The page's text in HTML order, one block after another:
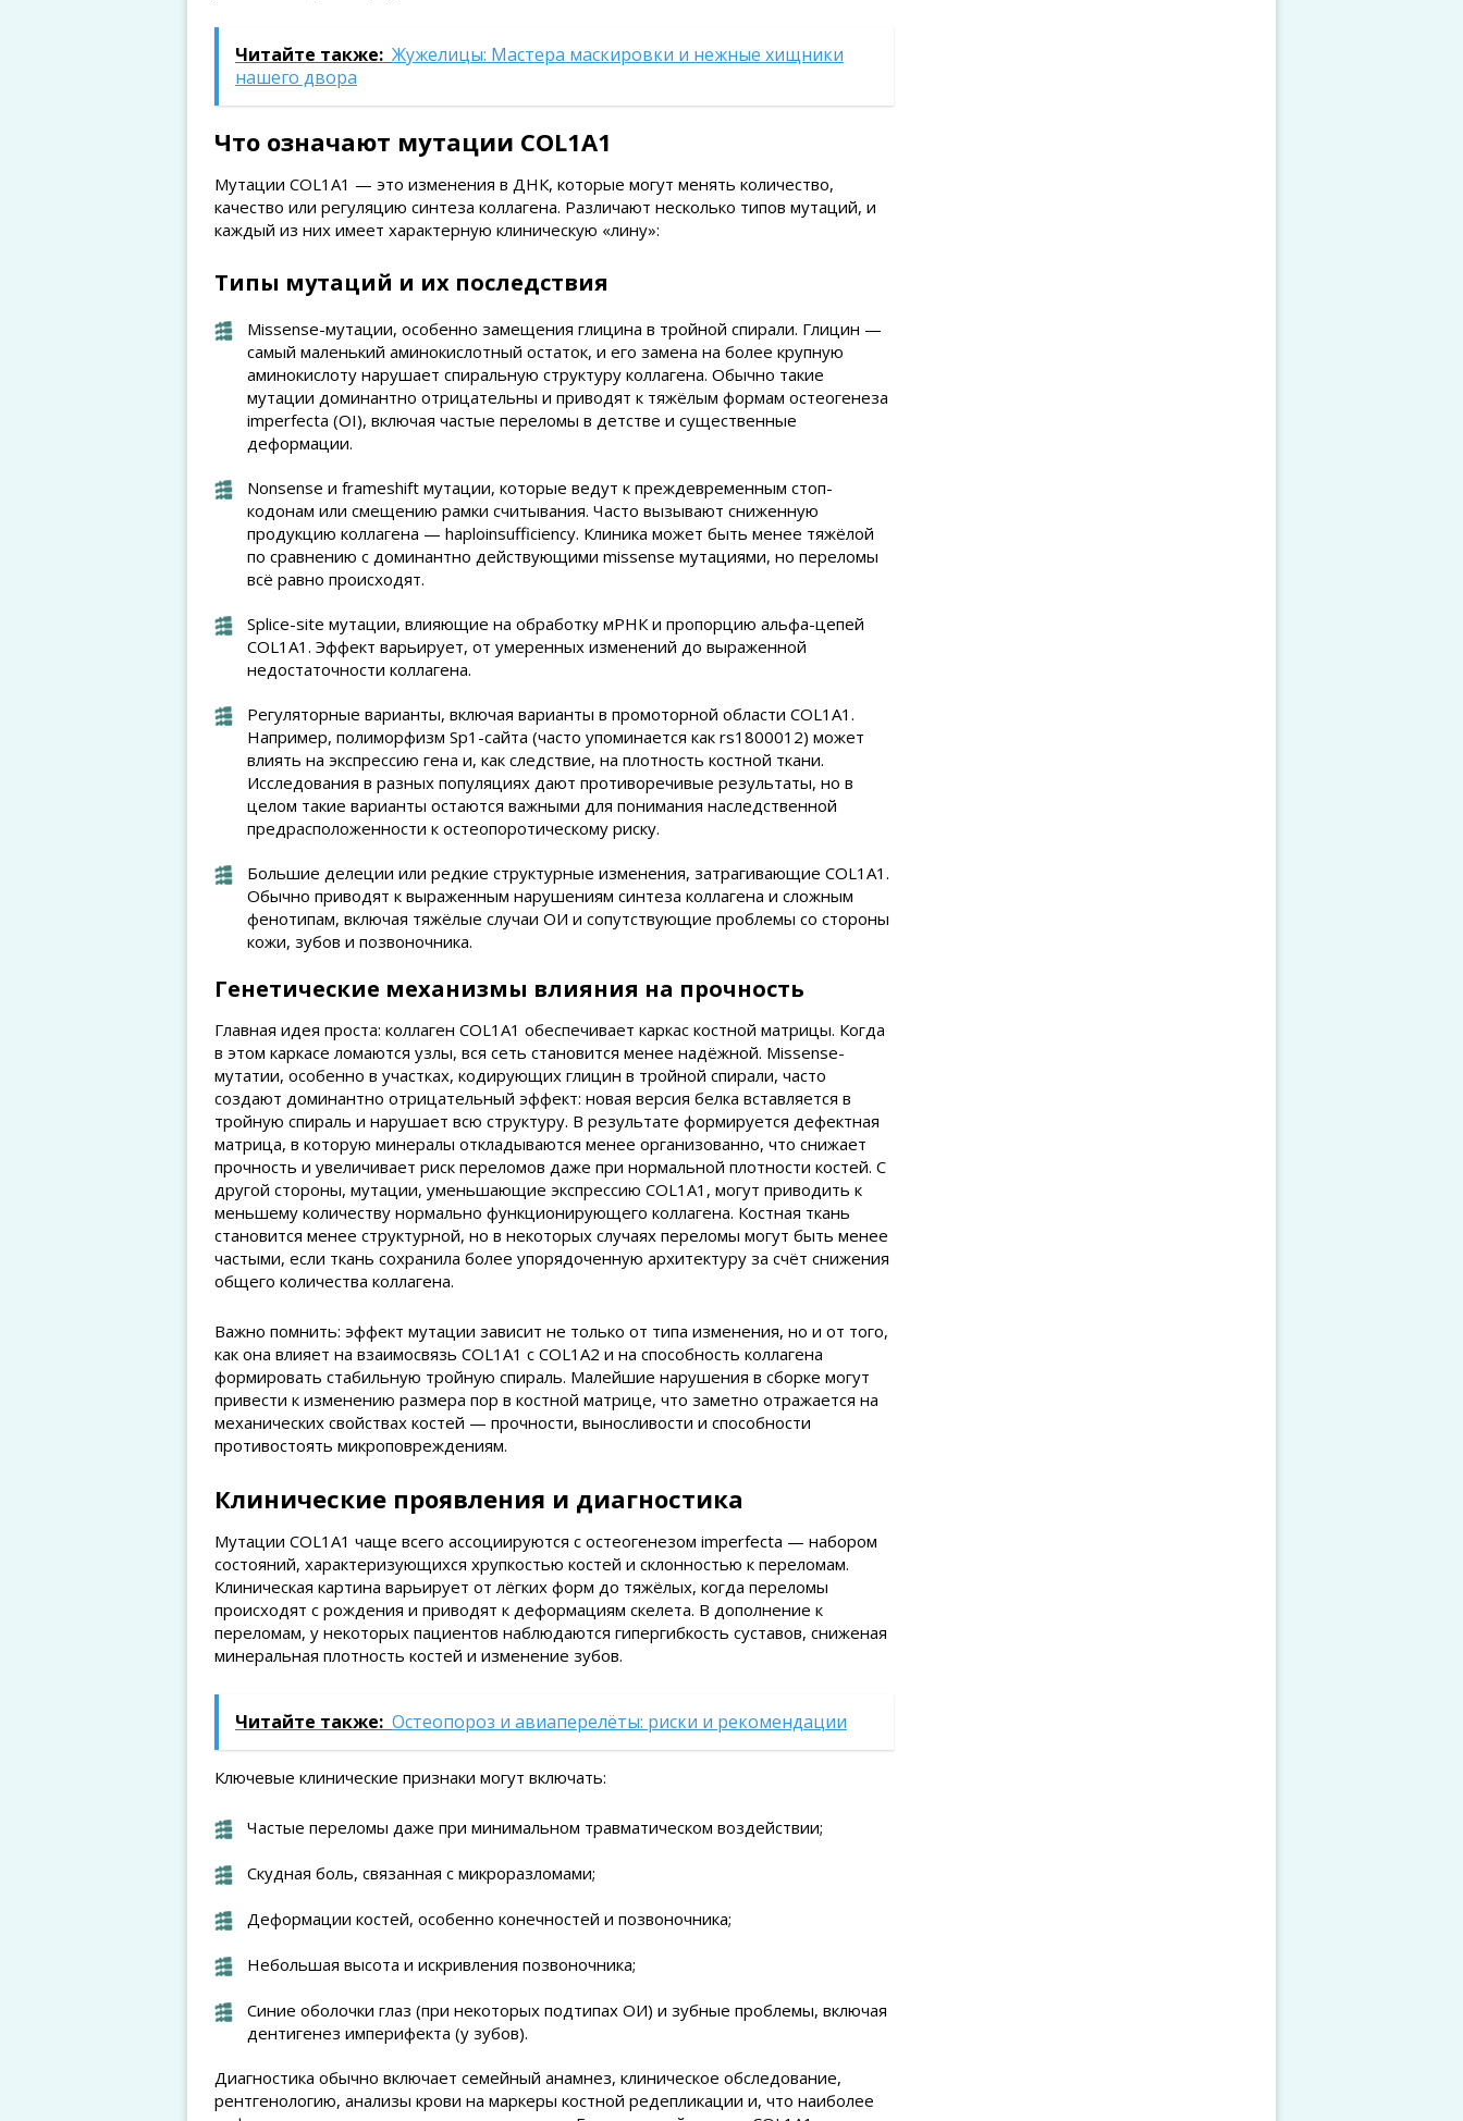
Читайте также: Жужелицы: Мастера маскировки и нежные хищники
нашего двора
Что означают мутации COL1A1
Мутации COL1A1 — это изменения в ДНК, которые могут менять количество,
качество или регуляцию синтеза коллагена. Различают несколько типов мутаций, и
каждый из них имеет характерную клиническую «лину»:
Типы мутаций и их последствия
Missense-мутации, особенно замещения глицина в тройной спирали. Глицин —
самый маленький аминокислотный остаток, и его замена на более крупную
аминокислоту нарушает спиральную структуру коллагена. Обычно такие
мутации доминантно отрицательны и приводят к тяжёлым формам остеогенеза
imperfecta (OI), включая частые переломы в детстве и существенные
деформации.
Nonsense и frameshift мутации, которые ведут к преждевременным стоп-
кодонам или смещению рамки считывания. Часто вызывают сниженную
продукцию коллагена — haploinsufficiency. Клиника может быть менее тяжёлой
по сравнению с доминантно действующими missense мутациями, но переломы
всё равно происходят.
Splice-site мутации, влияющие на обработку мРНК и пропорцию альфа-цепей
COL1A1. Эффект варьирует, от умеренных изменений до выраженной
недостаточности коллагена.
Регуляторные варианты, включая варианты в промоторной области COL1A1.
Например, полиморфизм Sp1-сайта (часто упоминается как rs1800012) может
влиять на экспрессию гена и, как следствие, на плотность костной ткани.
Исследования в разных популяциях дают противоречивые результаты, но в
целом такие варианты остаются важными для понимания наследственной
предрасположенности к остеопоротическому риску.
Большие делеции или редкие структурные изменения, затрагивающие COL1A1.
Обычно приводят к выраженным нарушениям синтеза коллагена и сложным
фенотипам, включая тяжёлые случаи ОИ и сопутствующие проблемы со стороны
кожи, зубов и позвоночника.
Генетические механизмы влияния на прочность
Главная идея проста: коллаген COL1A1 обеспечивает каркас костной матрицы. Когда
в этом каркасе ломаются узлы, вся сеть становится менее надёжной. Missense-
мутатии, особенно в участках, кодирующих глицин в тройной спирали, часто
создают доминантно отрицательный эффект: новая версия белка вставляется в
тройную спираль и нарушает всю структуру. В результате формируется дефектная
матрица, в которую минералы откладываются менее организованно, что снижает
прочность и увеличивает риск переломов даже при нормальной плотности костей. С
другой стороны, мутации, уменьшающие экспрессию COL1A1, могут приводить к
меньшему количеству нормально функционирующего коллагена. Костная ткань
становится менее структурной, но в некоторых случаях переломы могут быть менее
частыми, если ткань сохранила более упорядоченную архитектуру за счёт снижения
общего количества коллагена.
Важно помнить: эффект мутации зависит не только от типа изменения, но и от того,
как она влияет на взаимосвязь COL1A1 с COL1A2 и на способность коллагена
формировать стабильную тройную спираль. Малейшие нарушения в сборке могут
привести к изменению размера пор в костной матрице, что заметно отражается на
механических свойствах костей — прочности, выносливости и способности
противостоять микроповреждениям.
Клинические проявления и диагностика
Мутации COL1A1 чаще всего ассоциируются с остеогенезом imperfecta — набором
состояний, характеризующихся хрупкостью костей и склонностью к переломам.
Клиническая картина варьирует от лёгких форм до тяжёлых, когда переломы
происходят с рождения и приводят к деформациям скелета. В дополнение к
переломам, у некоторых пациентов наблюдаются гипергибкость суставов, сниженая
минеральная плотность костей и изменение зубов.
Читайте также: Остеопороз и авиаперелёты: риски и рекомендации
Ключевые клинические признаки могут включать:
Частые переломы даже при минимальном травматическом воздействии;
Скудная боль, связанная с микроразломами;
Деформации костей, особенно конечностей и позвоночника;
Небольшая высота и искривления позвоночника;
Синие оболочки глаз (при некоторых подтипах ОИ) и зубные проблемы, включая
дентигенез империфекта (у зубов).
Диагностика обычно включает семейный анамнез, клиническое обследование,
рентгенологию, анализы крови на маркеры костной редепликации и, что наиболее